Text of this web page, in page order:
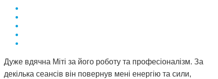
Дуже вдячна Міті за його роботу та професіоналізм. За
декілька сеансів він повернув мені енергію та сили,